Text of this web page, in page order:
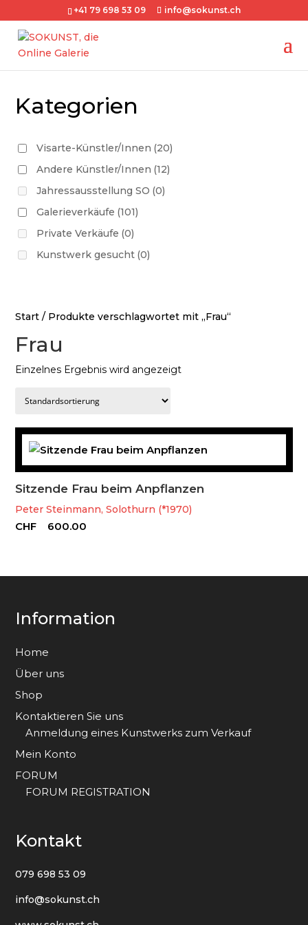
+41 79 698 53 09 info@sokunst.ch
Start / Produkte verschlagwortet mit „Frau“
Frau
Einzelnes Ergebnis wird angezeigt
Sitzende Frau beim Anpflanzen
Peter Steinmann, Solothurn (*1970)
CHF 600.00
Kategorien
Visarte-Künstler/Innen (20)
Andere Künstler/Innen (12)
Jahressausstellung SO (0)
Galerieverkäufe (101)
Private Verkäufe (0)
Kunstwerk gesucht (0)
Information
Home
Über uns
Shop
Kontaktieren Sie uns
Anmeldung eines Kunstwerks zum Verkauf
Mein Konto
FORUM
FORUM REGISTRATION
Kontakt
079 698 53 09
info@sokunst.ch